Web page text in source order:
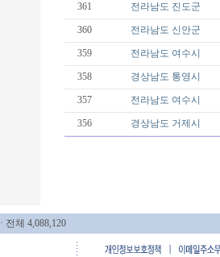
361 전라남도 진도군
360 전라남도 신안군
359 전라남도 여수시
358 경상남도 통영시
357 전라남도 여수시
356 경상남도 거제시
· 전체 4,088,120